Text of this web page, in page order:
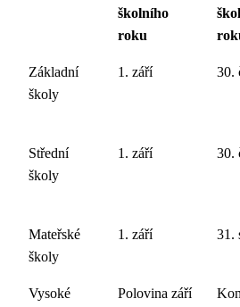
školního
roku
Základní
školy
1. září 30.
Střední
školy
1. září 30.
Mateřské
školy
1. září 31.
Vysoké
Polovina září